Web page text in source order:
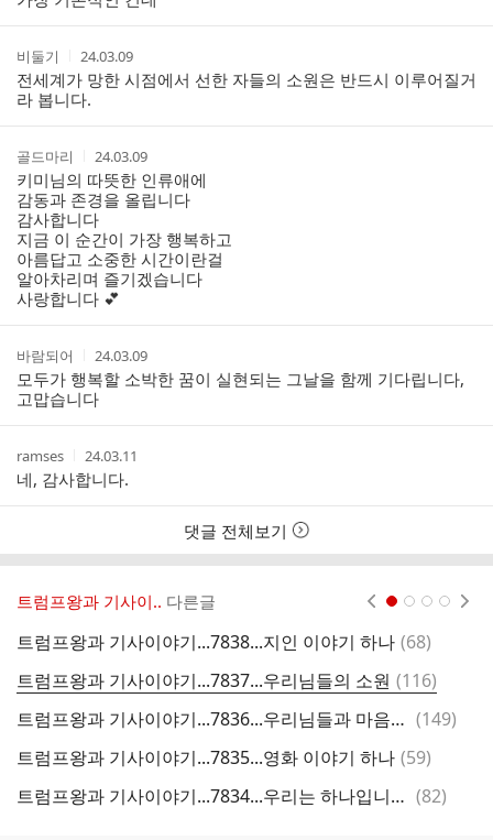
작
성
자
비둘기
작
성
시
간
24.03.09
전세계가 망한 시점에서 선한 자들의 소원은 반드시 이루어질거
라 봅니다.
작
성
자
골드마리
작
성
시
간
24.03.09
키미님의 따뜻한 인류애에
감동과 존경을 올립니다
감사합니다
지금 이 순간이 가장 행복하고
아름답고 소중한 시간이란걸
알아차리며 즐기겠습니다
사랑합니다 💕
작
성
자
바람되어
작
성
시
간
24.03.09
모두가 행복할 소박한 꿈이 실현되는 그날을 함께 기다립니다,
고맙습니다
작
성
자
ramses
작
성
시
간
24.03.11
네, 감사합니다.
댓글 전체보기
트럼프왕과 기사이.. 다른글
트럼프왕과 기사이야기...7838...지인 이야기 하나 댓
(68)
트럼프왕과 기사이야기...7837...우리님들의 소원 댓
글
(116)
트럼프왕과 기사이야기...7836...우리님들과 마음을 활짝열고 댓
(149)
트럼프왕과 기사이야기...7835...영화 이야기 하나 댓
(59)
트럼프왕과 기사이야기...7834...우리는 하나입니다. 댓
(82)